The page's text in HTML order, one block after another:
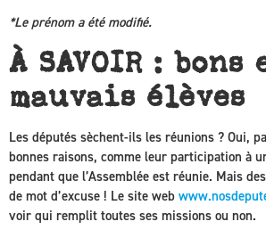
*Le prénom a été modifié.
À SAVOIR : bons
mauvais élèves
Les députés sèchent-ils les réunions ? Oui,
bonnes raisons, comme leur participation à
pendant que l’Assemblée est réunie. Mais
de mot d’excuse ! Le site web
voir qui remplit toutes ses missions ou non.